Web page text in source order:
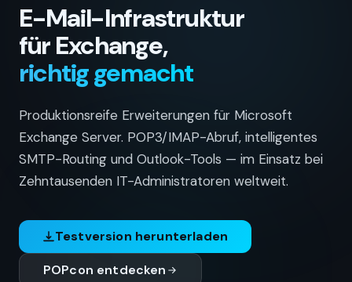
E-Mail-Infrastruktur
für Exchange,
richtig gemacht
Produktionsreife Erweiterungen für Microsoft
Exchange Server. POP3/IMAP-Abruf, intelligentes
SMTP-Routing und Outlook-Tools — im Einsatz bei
Zehntausenden IT-Administratoren weltweit.
Testversion herunterladen
POPcon entdecken